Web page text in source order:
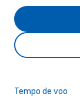
Tempo de voo